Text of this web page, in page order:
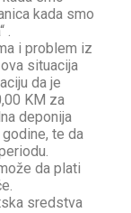
kada smo
.
i problem iz
situacija
da je
KM za
deponija
godine, te da
da plati
sredstva